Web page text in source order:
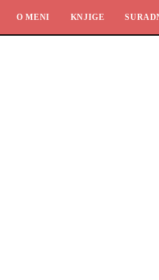
O MENI KNJIGE